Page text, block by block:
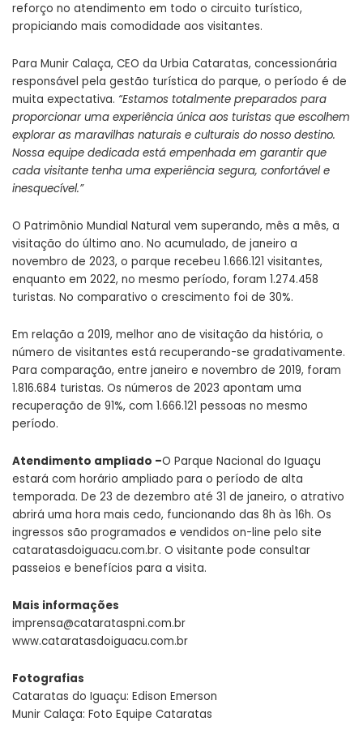
reforço no atendimento em todo o circuito turístico,
propiciando mais comodidade aos visitantes.
Para Munir Calaça, CEO da Urbia Cataratas, concessionária
responsável pela gestão turística do parque, o período é de
muita expectativa. “Estamos totalmente preparados para
proporcionar uma experiência única aos turistas que escolhem
explorar as maravilhas naturais e culturais do nosso destino.
Nossa equipe dedicada está empenhada em garantir que
cada visitante tenha uma experiência segura, confortável e
inesquecível.”
O Patrimônio Mundial Natural vem superando, mês a mês, a
visitação do último ano. No acumulado, de janeiro a
novembro de 2023, o parque recebeu 1.666.121 visitantes,
enquanto em 2022, no mesmo período, foram 1.274.458
turistas. No comparativo o crescimento foi de 30%.
Em relação a 2019, melhor ano de visitação da história, o
número de visitantes está recuperando-se gradativamente.
Para comparação, entre janeiro e novembro de 2019, foram
1.816.684 turistas. Os números de 2023 apontam uma
recuperação de 91%, com 1.666.121 pessoas no mesmo
período.
Atendimento ampliado –O Parque Nacional do Iguaçu
estará com horário ampliado para o período de alta
temporada. De 23 de dezembro até 31 de janeiro, o atrativo
abrirá uma hora mais cedo, funcionando das 8h às 16h. Os
ingressos são programados e vendidos on-line pelo site
cataratasdoiguacu.com.br. O visitante pode consultar
passeios e benefícios para a visita.
Mais informações
imprensa@catarataspni.com.br
www.cataratasdoiguacu.com.br
Fotografias
Cataratas do Iguaçu: Edison Emerson
Munir Calaça: Foto Equipe Cataratas